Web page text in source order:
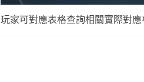
玩家可對應表格查詢相關實際對應